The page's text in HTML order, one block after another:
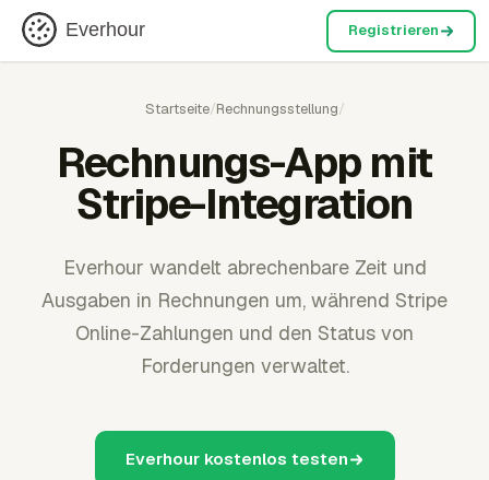
Everhour Registrieren
Startseite/Rechnungsstellung/
Rechnungs-App mit
Stripe-Integration
Everhour wandelt abrechenbare Zeit und
Ausgaben in Rechnungen um, während Stripe
Online-Zahlungen und den Status von
Forderungen verwaltet.
Everhour kostenlos testen